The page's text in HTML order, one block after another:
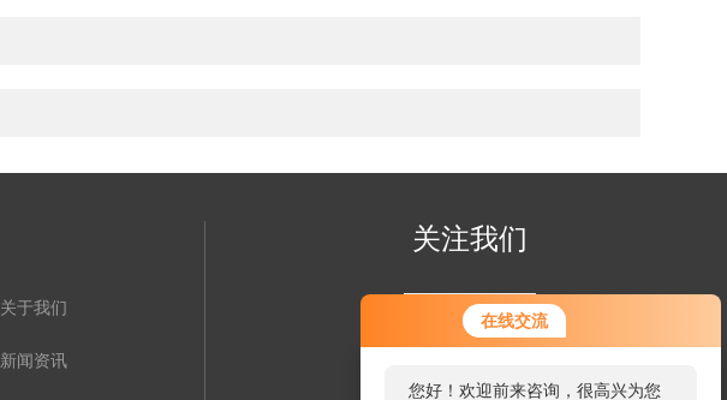
在线交流
您好！欢迎前来咨询，很高兴为您
关于我们
新闻资讯
关注我们